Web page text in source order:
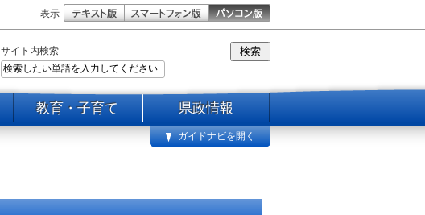
表示
サイト内検索
教育・子育て 県政情報
ガイドナビを開く